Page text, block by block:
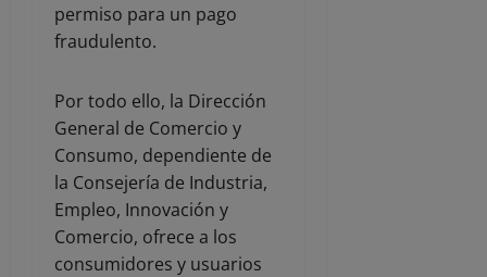
permiso para un pago
fraudulento.
Por todo ello, la Dirección
General de Comercio y
Consumo, dependiente de
la Consejería de Industria,
Empleo, Innovación y
Comercio, ofrece a los
consumidores y usuarios